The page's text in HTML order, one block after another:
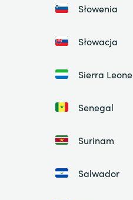
Słowenia
Słowacja
Sierra Leone
Senegal
Surinam
Salwador